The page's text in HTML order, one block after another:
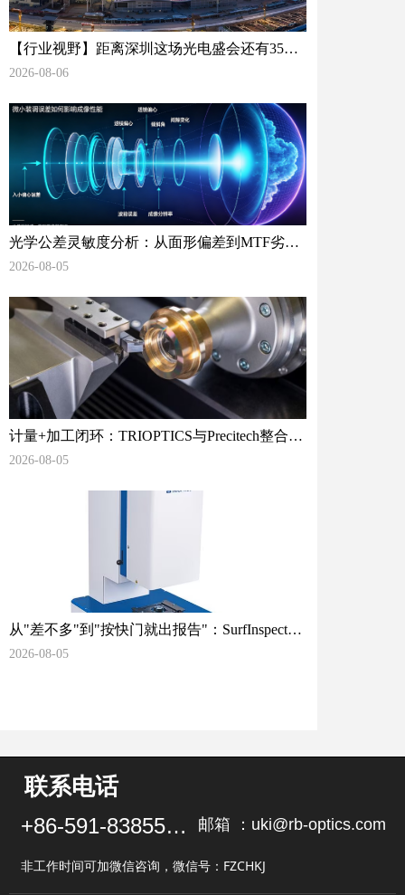
【行业视野】距离深圳这场光电盛会还有35
天，光学检测赛道正在酝酿什么变化？
2026-08-06
光学公差灵敏度分析：从面形偏差到MTF劣化
的预测方法
2026-08-05
计量+加工闭环：TRIOPTICS与Precitech整合定
心车削方案，破解高端光学制造痛点
2026-08-05
从"差不多"到"按快门就出报告"：SurfInspect把
表面质量检测拉回客观世界
2026-08-05
邮箱 ：uki@rb-optics.com
+86-591-83855102
联系电话
非工作时间可加微信咨询，微信号：FZCHKJ